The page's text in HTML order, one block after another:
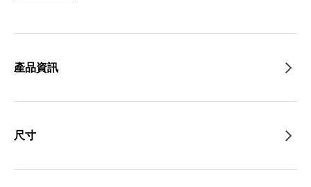
產品資訊
尺寸